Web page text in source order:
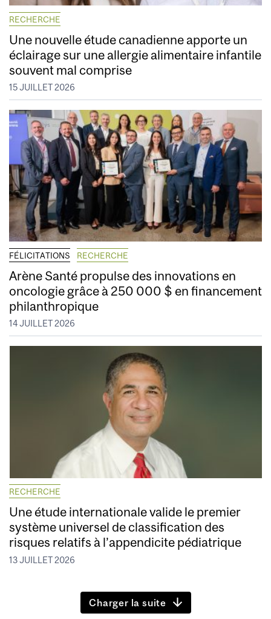
RECHERCHE
Une nouvelle étude canadienne apporte un
éclairage sur une allergie alimentaire infantile
souvent mal comprise
15 JUILLET 2026
FÉLICITATIONS RECHERCHE
Arène Santé propulse des innovations en
oncologie grâce à 250 000 $ en financement
philanthropique
14 JUILLET 2026
RECHERCHE
Une étude internationale valide le premier
système universel de classification des
risques relatifs à l’appendicite pédiatrique
13 JUILLET 2026
Charger la suite